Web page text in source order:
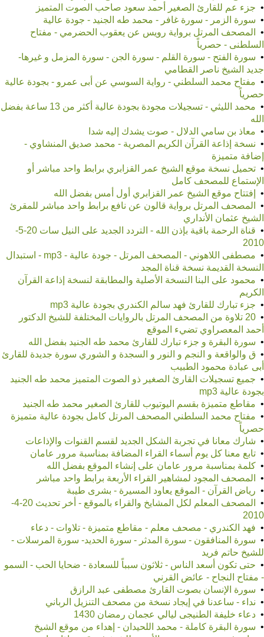
• جزء عم للقارئ الصغير أحمد سعود صاحب الصوت المتميز
• سورة الزمر - سورة غافر - محمد طه الجنيد - جودة عالية
•
المصحف المرتل برواية رويس عن يعقوب الحضرمي - مفتاح
السلطنى - حصرياً
• سورة الفتح - سورة القلم - سورة الجن - سورة المزمل و غيرها-
جديد الشيخ ناصر القطامي
• مفتاح محمد السلطني - رواية السوسي عن أبى عمرو - بجودة عالية
حصرياً
•
محمد الليثي - تسجيلات مجودة بجودة عالية أكثر من 13 ساعة بفضل
الله
• معاذ بن سامي الدلال - صوت يشدك إليه شدا
• نسخة إذاعة القرآن الكريم المصرية - محمد صديق المنشاوي -
إضافة متميزة
• تحميل نسخة موقع الشيخ عمر القزابري برابط واحد مباشر أو
الإستماع للمصحف كامل
• إفتتاح موقع الشيخ عمر القزابري أول أمس بفضل الله
•
المصحف المرتل برواية قالون عن نافع برابط واحد مباشر للمقرئ
الشيخ عثمان الأنداري
•
قناة الرحمة باقية بإذن الله - التردد الجديد على النيل سات 20-5-
2010
•
مصطفى اللاهوني - المصحف المرتل - جودة عالية - mp3 - استبدال
النسخة القديمة نسخة قناة المجد
• محمود على البنا النسخة الأصلية والمطابقة لنسخة إذاعة القرآن
الكريم
• جزء تبارك للقارئ فهد سالم الكندري بجودة عالية mp3
•
20 تلاوة من المصحف المرتل بالروايات المختلفة للشيخ الدكتور
أحمد المعصراوي تضيء الموقع
• سورة البقرة و جزء تبارك للقارئ محمد طه الجنيد بفضل الله
• ق والواقعة و النجم و النور و السجدة و الشوري سورة جديدة للقارئ
أبى عبادة محمود الطبيب
• جميع تسجيلات القارئ الصغير ذو الصوت المتميز محمد طه الجنيد
بجودة عالية mp3
• مقاطع متميزة بقسم اليوتيوب للقارئ الصغير محمد طه الجنيد
• مفتاح محمد السلطني المصحف المرتل كامل بجودة عالية متميزة
حصرياً
• شارك معانا في تجربة الشكل الجديد لقسم القنوات والإذاعات
• تابع معنا كل يوم أسماء القراء المضافة بمناسبة مرور عامان
• كلمة بمناسبة مرور عامان على إنشاء الموقع بفضل الله
• المصحف المجود لمشاهير القراء الأربعة برابط واحد مباشر
• رياض القرآن - الموقع يعاود المسيرة - بشرى طيبة
•
المصحف المعلم لكل المشايخ والقراء بالموقع - أخر تحديث 20-4-
2010
• فهد الكندري - مصحف معلم - مقاطع متميزة - تلاوات - دعاء
• سورة المنافقون - سورة المدثر - سورة الحديد- سورة المرسلات -
للشيخ حاتم فريد
• حتى تكون أسعد الناس - ثلاثون سبباً للسعادة - ضحايا الحب - السمو
- مفتاح النجاح - عائض القرني
• سورة الإنسان بصوت القارئ مصطفى عبد الرازق
• نداء - ساعدنا في إيجاد نسخة من مصحف التنزيل الرباني
• دعاء خليفة الطنيجى ليالي عجمان رمضان 1430
• سورة البقرة كاملة - محمد اللحيدان - إهداء من موقع الشيخ